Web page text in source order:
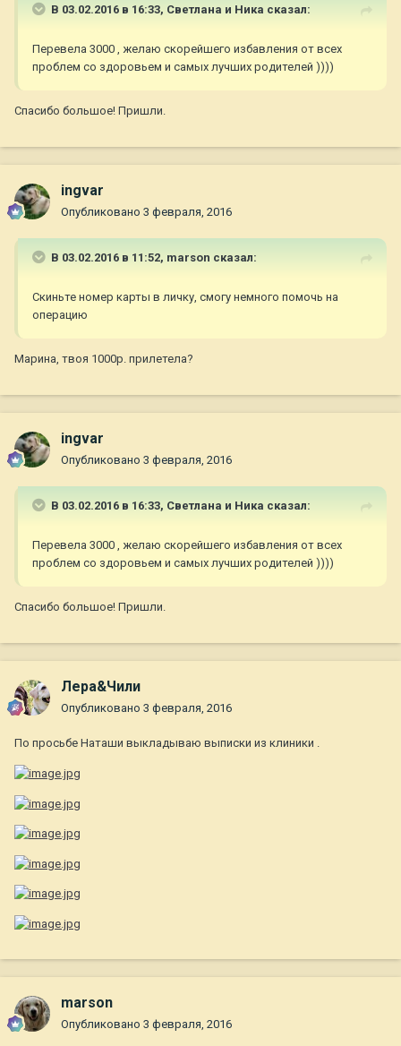
В 03.02.2016 в 16:33, Светлана и Ника сказал:
Перевела 3000 , желаю скорейшего избавления от всех
проблем со здоровьем и самых лучших родителей ))))
Спасибо большое! Пришли.
ingvar
Опубликовано 3 февраля, 2016
В 03.02.2016 в 11:52, marson сказал:
Скиньте номер карты в личку, смогу немного помочь на
операцию
Марина, твоя 1000р. прилетела?
ingvar
Опубликовано 3 февраля, 2016
В 03.02.2016 в 16:33, Светлана и Ника сказал:
Перевела 3000 , желаю скорейшего избавления от всех
проблем со здоровьем и самых лучших родителей ))))
Спасибо большое! Пришли.
Лера&Чили
Опубликовано 3 февраля, 2016
По просьбе Наташи выкладываю выписки из клиники .
marson
Опубликовано 3 февраля, 2016